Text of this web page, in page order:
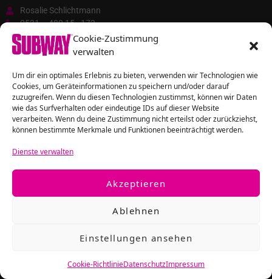
Cookie-Zustimmung
verwalten
Um dir ein optimales Erlebnis zu bieten, verwenden wir Technologien wie
Cookies, um Geräteinformationen zu speichern und/oder darauf
zuzugreifen. Wenn du diesen Technologien zustimmst, können wir Daten
wie das Surfverhalten oder eindeutige IDs auf dieser Website
verarbeiten. Wenn du deine Zustimmung nicht erteilst oder zurückziehst,
können bestimmte Merkmale und Funktionen beeinträchtigt werden.
Dienste verwalten
Akzeptieren
Ablehnen
Einstellungen ansehen
Cookie-RichtlinieDatenschutzImpressum
Rosalie Schlichtmann
0531 – 480 15 - 172
anzeigen@oeding.de
Jobs ImpressumDatenschutzAGB
MEDIADATEN KONTAKT BENUTZERBEREICH
Anforderungen des Barrierefreiheitsstärkungsgesetzes
(BFSG) barrierefrei zu gestalten. Da unser Webangebot
die gesetzlich vorgesehene Übergangsfrist und werden die